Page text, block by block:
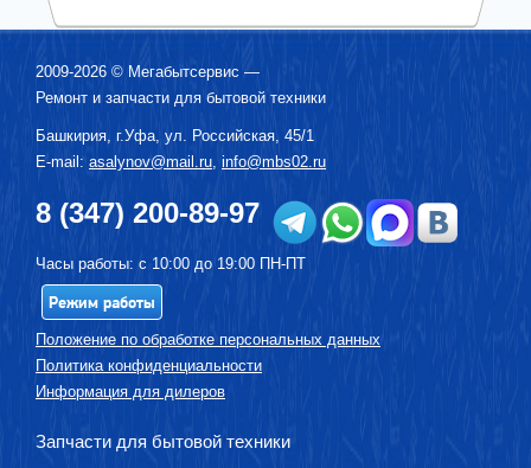
2009-2026 © Мегабытсервис —
Ремонт и запчасти для бытовой техники
Башкирия, г.Уфа ул. Российская, 45/1
E-mail: asalynov@mail.ru info@mbs02.ru
8 (347) 200-89-97
Часы работы: с 10:00 до 19:00 ПН-ПТ
Режим работы
Положение по обработке персональных данных
Политика конфиденциальности
Информация для дилеров
Запчасти для бытовой техники